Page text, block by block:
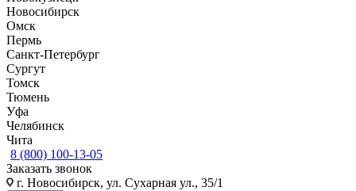
Новосибирск
Омск
Пермь
Санкт-Петербург
Сургут
Томск
Тюмень
Уфа
Челябинск
Чита
8 (800) 100-13-05
Заказать звонок
г. Новосибирск, ул. Сухарная ул., 35/1